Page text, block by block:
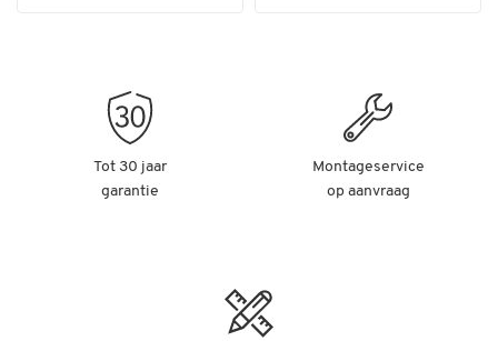
Tot 30 jaar
garantie
Montageservice
op aanvraag